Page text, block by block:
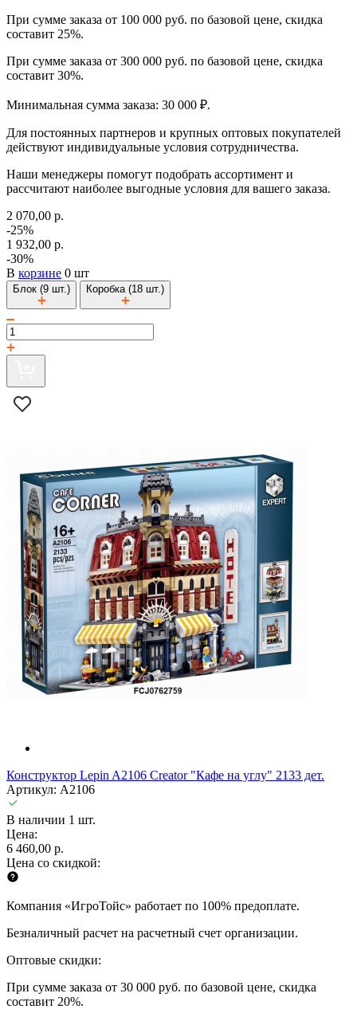
При сумме заказа от 100 000 руб. по базовой цене, скидка
составит 25%.
При сумме заказа от 300 000 руб. по базовой цене, скидка
составит 30%.
Минимальная сумма заказа: 30 000 ₽.
Для постоянных партнеров и крупных оптовых покупателей
действуют индивидуальные условия сотрудничества.
Наши менеджеры помогут подобрать ассортимент и
рассчитают наиболее выгодные условия для вашего заказа.
2 070,00 р.
-25%
1 932,00 р.
-30%
В корзине 0 шт
Блок (9 шт.) Коробка (18 шт.)
Конструктор Lepin A2106 Creator "Кафе на углу" 2133 дет.
Артикул: A2106
В наличии 1 шт.
Цена:
6 460,00 р.
Цена со скидкой:
Компания «ИгроТойс» работает по 100% предоплате.
Безналичный расчет на расчетный счет организации.
Оптовые скидки:
При сумме заказа от 30 000 руб. по базовой цене, скидка
составит 20%.